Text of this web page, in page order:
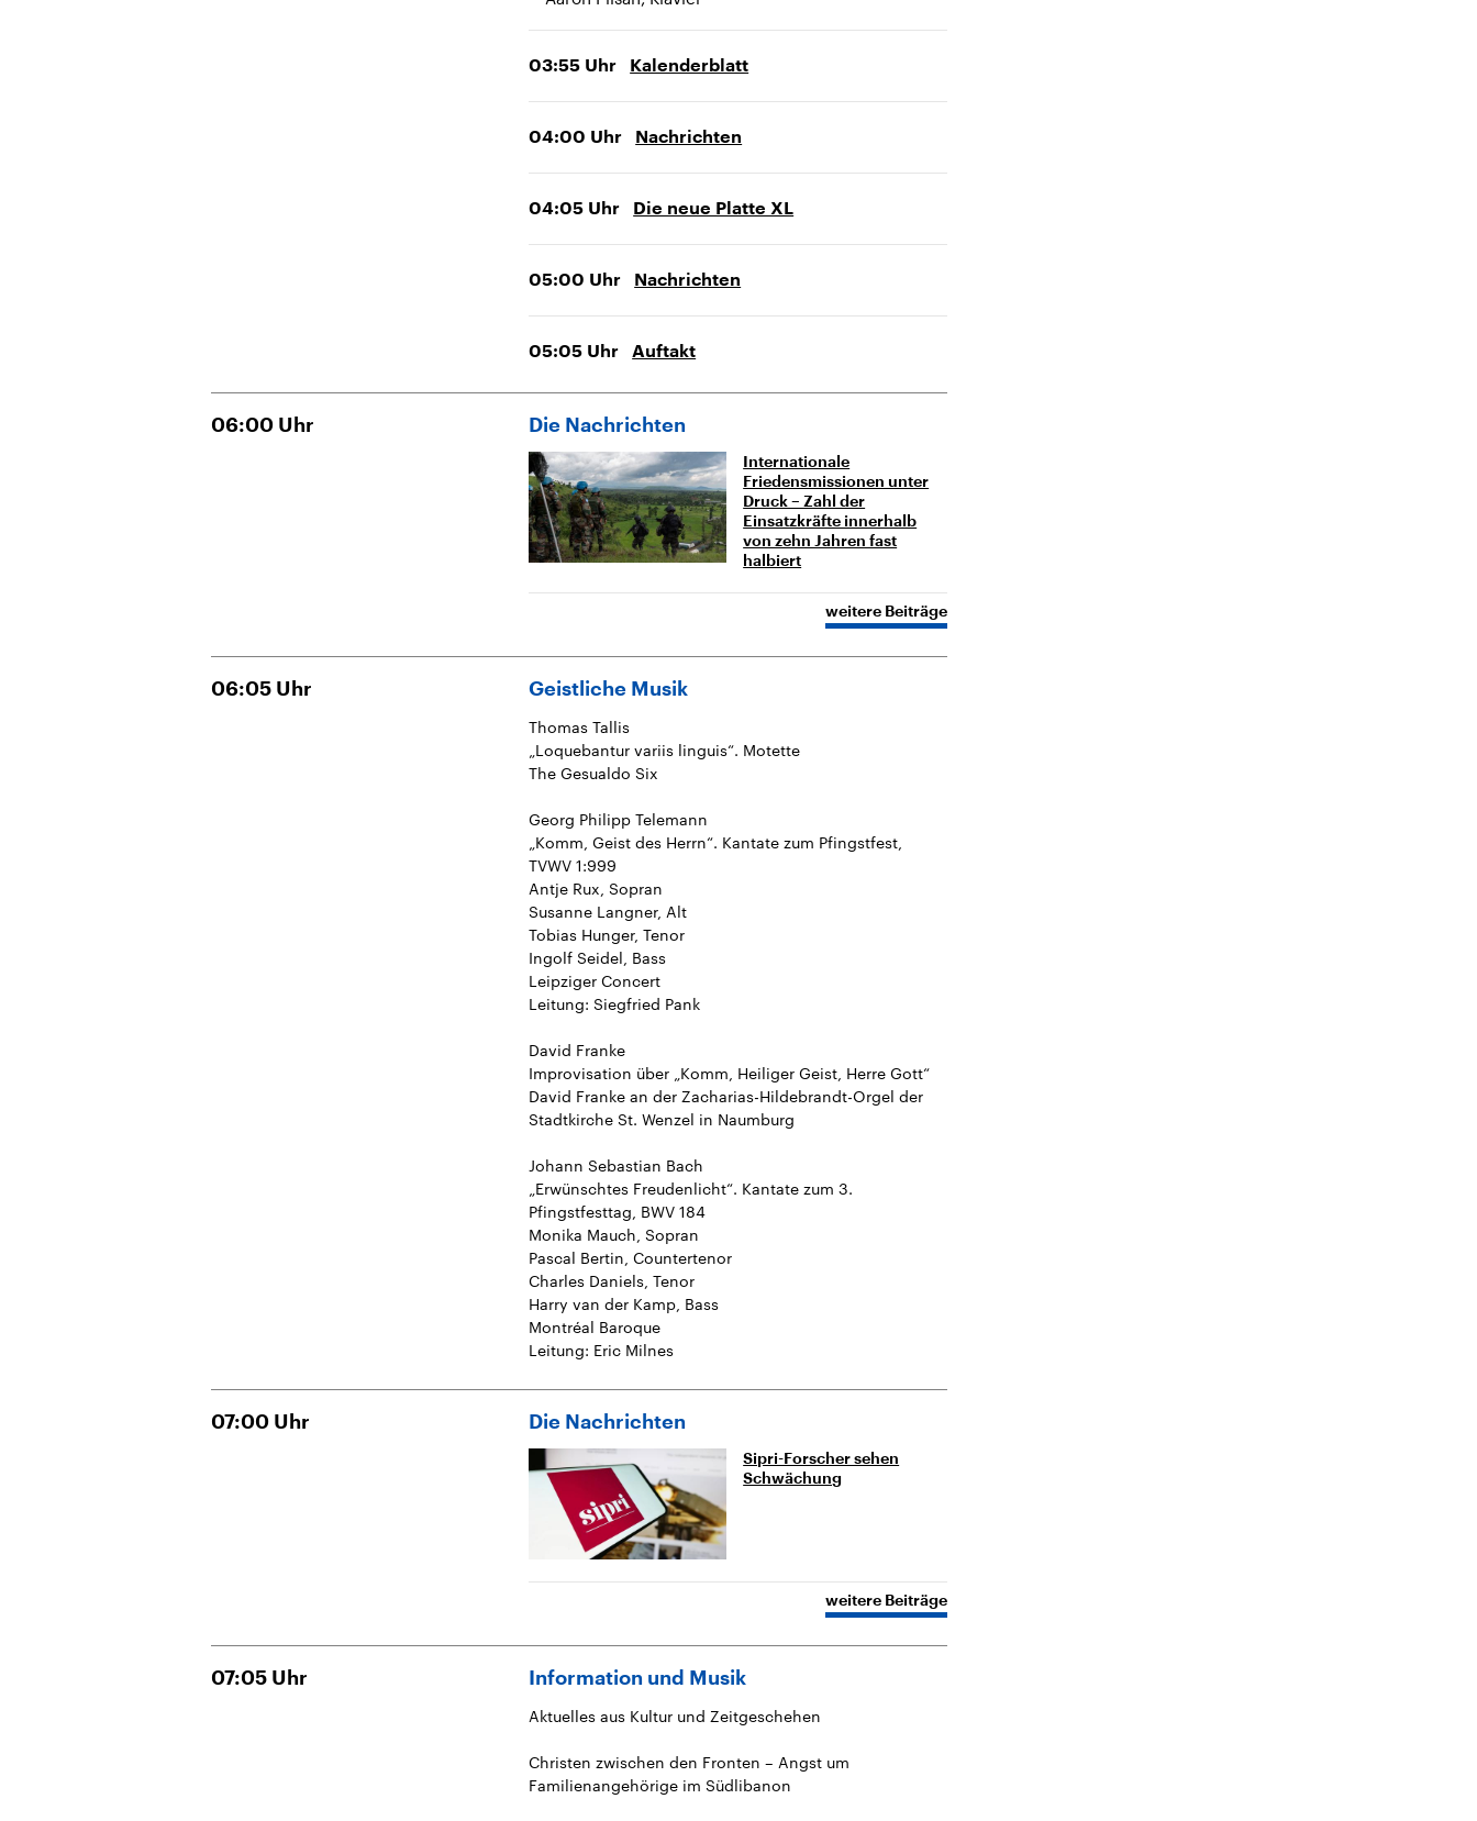
03:55 Uhr Kalenderblatt
04:00 Uhr Nachrichten
04:05 Uhr Die neue Platte XL
05:00 Uhr Nachrichten
05:05 Uhr Auftakt
06:00 Uhr Die Nachrichten
Internationale
Friedensmissionen unter
Druck – Zahl der
Einsatzkräfte innerhalb
von zehn Jahren fast
halbiert
weitere Beiträge
06:05 Uhr Geistliche Musik
Thomas Tallis
„Loquebantur variis linguis“. Motette
The Gesualdo Six
Georg Philipp Telemann
„Komm, Geist des Herrn“. Kantate zum Pfingstfest,
TVWV 1:999
Antje Rux, Sopran
Susanne Langner, Alt
Tobias Hunger, Tenor
Ingolf Seidel, Bass
Leipziger Concert
Leitung: Siegfried Pank
David Franke
Improvisation über „Komm, Heiliger Geist, Herre Gott“
David Franke an der Zacharias-Hildebrandt-Orgel der
Stadtkirche St. Wenzel in Naumburg
Johann Sebastian Bach
„Erwünschtes Freudenlicht“. Kantate zum 3.
Pfingstfesttag, BWV 184
Monika Mauch, Sopran
Pascal Bertin, Countertenor
Charles Daniels, Tenor
Harry van der Kamp, Bass
Montréal Baroque
Leitung: Eric Milnes
07:00 Uhr Die Nachrichten
Sipri-Forscher sehen
Schwächung
weitere Beiträge
07:05 Uhr Information und Musik
Aktuelles aus Kultur und Zeitgeschehen
Christen zwischen den Fronten – Angst um
Familienangehörige im Südlibanon